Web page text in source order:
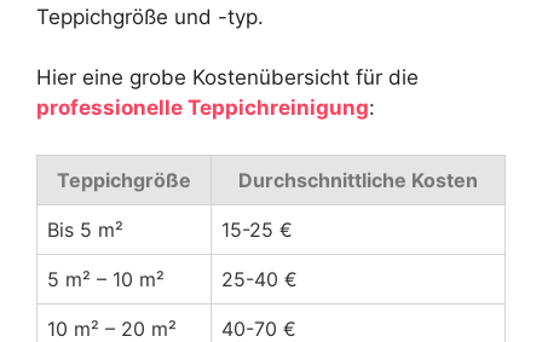
Teppichgröße und -typ.
Hier eine grobe Kostenübersicht für die
professionelle Teppichreinigung:
Teppichgröße Durchschnittliche Kosten
Bis 5 m² 15-25 €
5 m² – 10 m² 25-40 €
10 m² – 20 m² 40-70 €